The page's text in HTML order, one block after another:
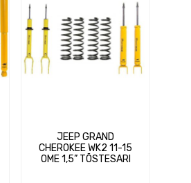
JEEP GRAND
CHEROKEE WK2 11-15
OME 1,5” TÕSTESARI